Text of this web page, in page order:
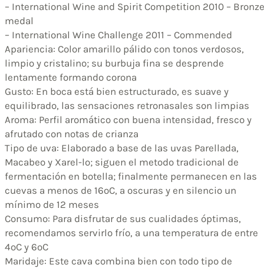
– International Wine and Spirit Competition 2010 – Bronze
medal
– International Wine Challenge 2011 – Commended
Apariencia: Color amarillo pálido con tonos verdosos,
limpio y cristalino; su burbuja fina se desprende
lentamente formando corona
Gusto: En boca está bien estructurado, es suave y
equilibrado, las sensaciones retronasales son limpias
Aroma: Perfil aromático con buena intensidad, fresco y
afrutado con notas de crianza
Tipo de uva: Elaborado a base de las uvas Parellada,
Macabeo y Xarel-lo; siguen el metodo tradicional de
fermentación en botella; finalmente permanecen en las
cuevas a menos de 16ºC, a oscuras y en silencio un
mínimo de 12 meses
Consumo: Para disfrutar de sus cualidades óptimas,
recomendamos servirlo frío, a una temperatura de entre
4ºC y 6ºC
Maridaje: Este cava combina bien con todo tipo de